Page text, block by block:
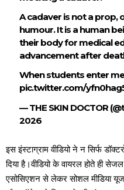
A cadaver is not a prop,
humour. It is a human
their body for medical
advancement after
When students enter
pic.twitter.com/
— THE SKIN DOCTOR
2026
इस इंस्टाग्राम वीडियो ने न सिर्फ
दिया है।वीडियो के वायरल होते ही
एसोसिएशन से लेकर सोशल मीडिया